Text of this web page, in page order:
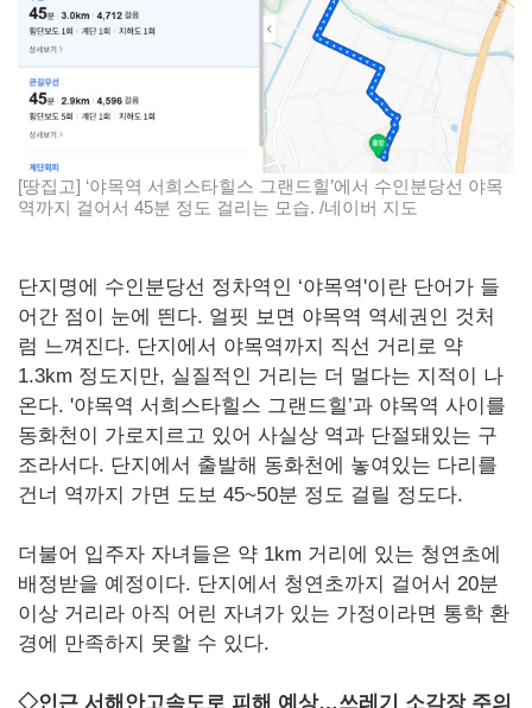
[땅집고] ‘야목역 서희스타힐스 그랜드힐’에서 수인분당선 야목
역까지 걸어서 45분 정도 걸리는 모습. /네이버 지도
단지명에 수인분당선 정차역인 ‘야목역'이란 단어가 들
어간 점이 눈에 띈다. 얼핏 보면 야목역 역세권인 것처
럼 느껴진다. 단지에서 야목역까지 직선 거리로 약
1.3km 정도지만, 실질적인 거리는 더 멀다는 지적이 나
온다. '야목역 서희스타힐스 그랜드힐’과 야목역 사이를
동화천이 가로지르고 있어 사실상 역과 단절돼있는 구
조라서다. 단지에서 출발해 동화천에 놓여있는 다리를
건너 역까지 가면 도보 45~50분 정도 걸릴 정도다.
더불어 입주자 자녀들은 약 1km 거리에 있는 청연초에
배정받을 예정이다. 단지에서 청연초까지 걸어서 20분
이상 거리라 아직 어린 자녀가 있는 가정이라면 통학 환
경에 만족하지 못할 수 있다.
◇인근 서해안고속도로 피해 예상…쓰레기 소각장 주의